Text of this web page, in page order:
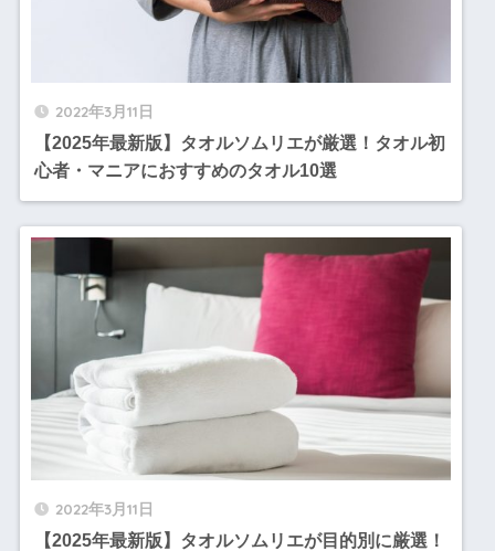
2022年3月11日
【2025年最新版】タオルソムリエが厳選！タオル初
心者・マニアにおすすめのタオル10選
2022年3月11日
【2025年最新版】タオルソムリエが目的別に厳選！